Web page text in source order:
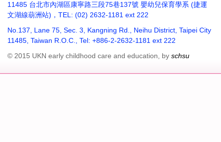
11485 台北市內湖區康寧路三段75巷137號 嬰幼兒保育學系 (捷運
文湖線葫洲站)，TEL: (02) 2632-1181 ext 222
No.137, Lane 75, Sec. 3, Kangning Rd., Neihu District, Taipei City
11485, Taiwan R.O.C., Tel: +886-2-2632-1181 ext 222
© 2015 UKN early childhood care and education, by schsu